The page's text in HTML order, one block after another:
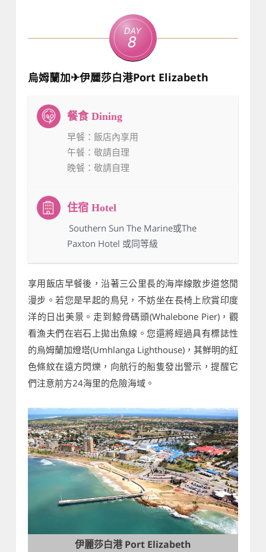
Day
8
烏姆蘭加✈伊麗莎白港Port Elizabeth
早餐 ：飯店內享用
午餐 ：敬請自理
晚餐 ：敬請自理
：Southern Sun The Marine或The
Paxton Hotel 或同等級
享用飯店早餐後，沿著三公里長的海岸線散步道悠閒
漫步。若您是早起的鳥兒，不妨坐在長椅上欣賞印度
洋的日出美景。走到鯨骨碼頭(Whalebone Pier)，觀
看漁夫們在岩石上拋出魚線。您還將經過具有標誌性
的烏姆蘭加燈塔(Umhlanga Lighthouse)，其鮮明的紅
色條紋在遠方閃爍，向航行的船隻發出警示，提醒它
們注意前方24海里的危險海域。
伊麗莎白港 Port Elizabeth